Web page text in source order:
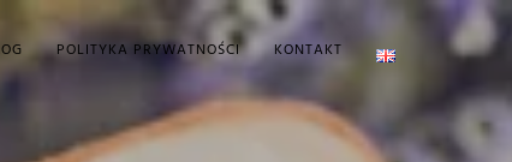
POLITYKA PRYWATNOŚCI KONTAKT